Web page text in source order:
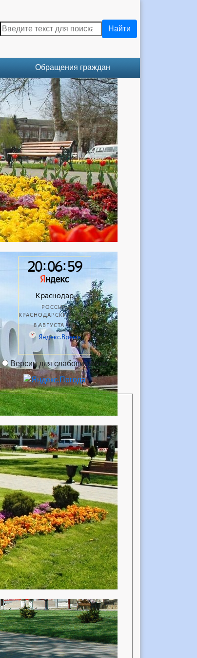
Найти
Обращения граждан
Версия для слабовидящих